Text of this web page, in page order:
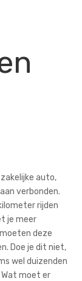
auto,
verbonden.
rijden
je meer
deze
Doe je dit niet,
wel duizenden
Wat moet er